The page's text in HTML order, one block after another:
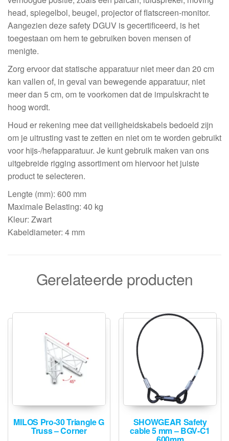
head, spiegelbol, beugel, projector of flatscreen-monitor.
Aangezien deze safety DGUV is gecertificeerd, is het
toegestaan om hem te gebruiken boven mensen of
menigte.
Zorg ervoor dat statische apparatuur niet meer dan 20 cm
kan vallen of, in geval van bewegende apparatuur, niet
meer dan 5 cm, om te voorkomen dat de impulskracht te
hoog wordt.
Houd er rekening mee dat veiligheidskabels bedoeld zijn
om je uitrusting vast te zetten en niet om te worden gebruikt
voor hijs-/hefapparatuur. Je kunt gebruik maken van ons
uitgebreide rigging assortiment om hiervoor het juiste
product te selecteren.
Lengte (mm): 600 mm
Maximale Belasting: 40 kg
Kleur: Zwart
Kabeldiameter: 4 mm
Gerelateerde producten
MILOS Pro-30 Triangle G
Truss – Corner
SHOWGEAR Safety
cable 5 mm – BGV-C1